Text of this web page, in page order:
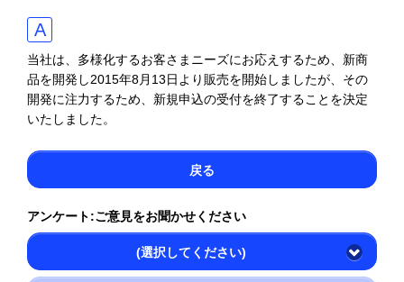
当社は、多様化するお客さまニーズにお応えするため、新商
品を開発し2015年8月13日より販売を開始しましたが、その
開発に注力するため、新規申込の受付を終了することを決定
いたしました。
戻る
アンケート:ご意見をお聞かせください
(選択してください)